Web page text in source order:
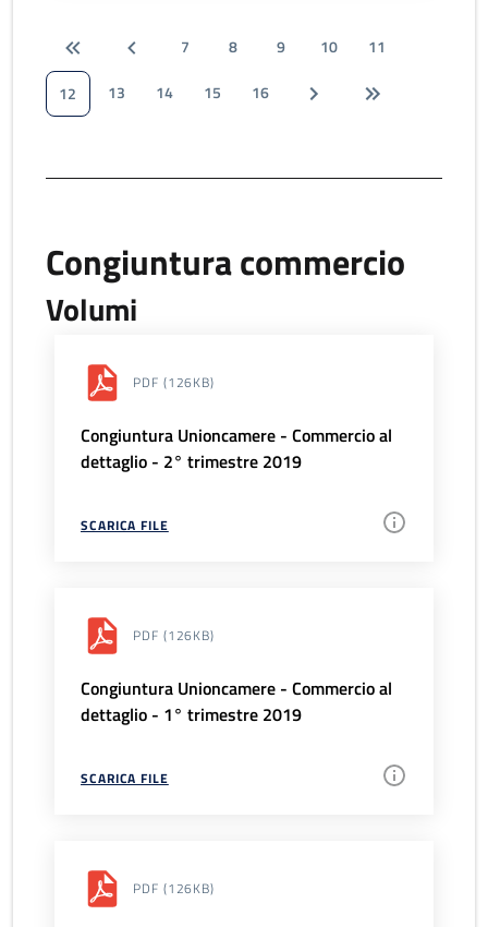
7 8 9 10
11
12
13 14 15 16
Congiuntura commercio
Volumi
PDF (126KB)
Congiuntura Unioncamere - Commercio al
dettaglio - 2° trimestre 2019
SCARICA FILE
PDF (126KB)
Congiuntura Unioncamere - Commercio al
dettaglio - 1° trimestre 2019
SCARICA FILE
PDF (126KB)